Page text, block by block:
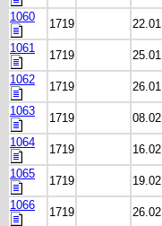
1060
1719 22.01
1061
1719 25.01
1062
1719 26.01
1063
1719 08.02
1064
1719 16.02
1065
1719 19.02
1066
1719 26.02